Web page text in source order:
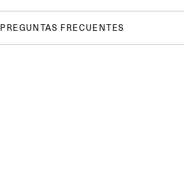
PREGUNTAS FRECUENTES